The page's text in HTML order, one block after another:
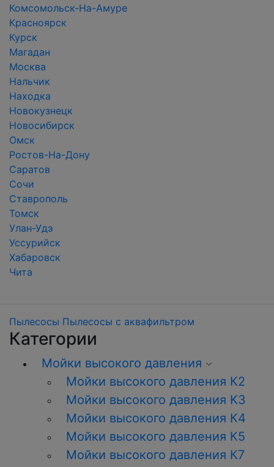
Комсомольск-На-Амуре
Красноярск
Курск
Магадан
Москва
Нальчик
Находка
Новокузнецк
Новосибирск
Омск
Ростов-На-Дону
Саратов
Сочи
Ставрополь
Томск
Улан-Удэ
Уссурийск
Хабаровск
Чита
Пылесосы Пылесосы с аквафильтром
Категории
Мойки высокого давления
Мойки высокого давления К2
Мойки высокого давления K3
Мойки высокого давления К4
Мойки высокого давления К5
Мойки высокого давления К7